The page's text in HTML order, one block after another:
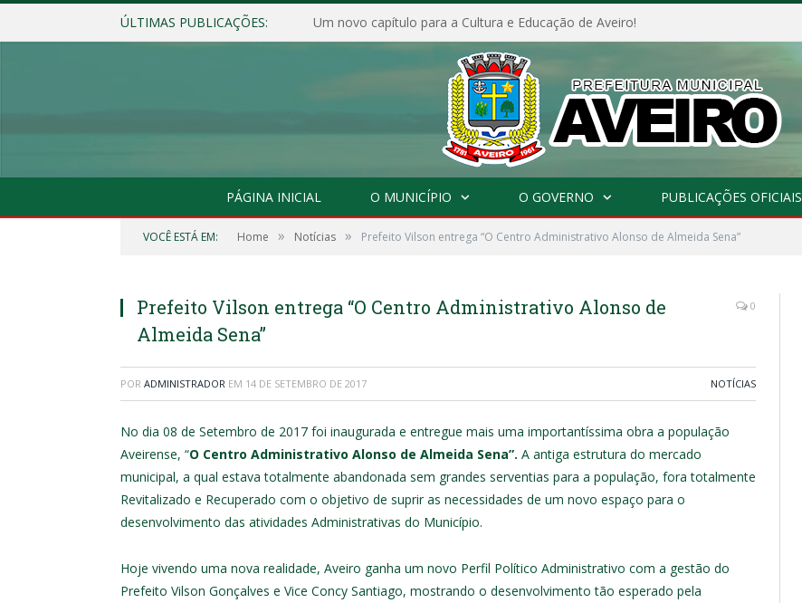
ÚLTIMAS PUBLICAÇÕES: Um novo capítulo para a Cultura e Educação de Aveiro!
PÁGINA INICIAL O MUNICÍPIO O GOVERNO PUBLICAÇÕES OFICIAIS
VOCÊ ESTÁ EM: Home » Notícias » Prefeito Vilson entrega “O Centro Administrativo Alonso de Almeida Sena”
Prefeito Vilson entrega “O Centro Administrativo Alonso de
Almeida Sena”
0
POR ADMINISTRADOR EM 14 DE SETEMBRO DE 2017 NOTÍCIAS
No dia 08 de Setembro de 2017 foi inaugurada e entregue mais uma importantíssima obra a população
Aveirense, “O Centro Administrativo Alonso de Almeida Sena”. A antiga estrutura do mercado
municipal, a qual estava totalmente abandonada sem grandes serventias para a população, fora totalmente
Revitalizado e Recuperado com o objetivo de suprir as necessidades de um novo espaço para o
desenvolvimento das atividades Administrativas do Município.
Hoje vivendo uma nova realidade, Aveiro ganha um novo Perfil Político Administrativo com a gestão do
Prefeito Vilson Gonçalves e Vice Concy Santiago, mostrando o desenvolvimento tão esperado pela